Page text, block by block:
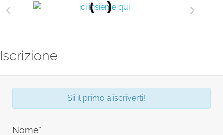
Iscrizione
Sii il primo a iscriverti!
Nome*